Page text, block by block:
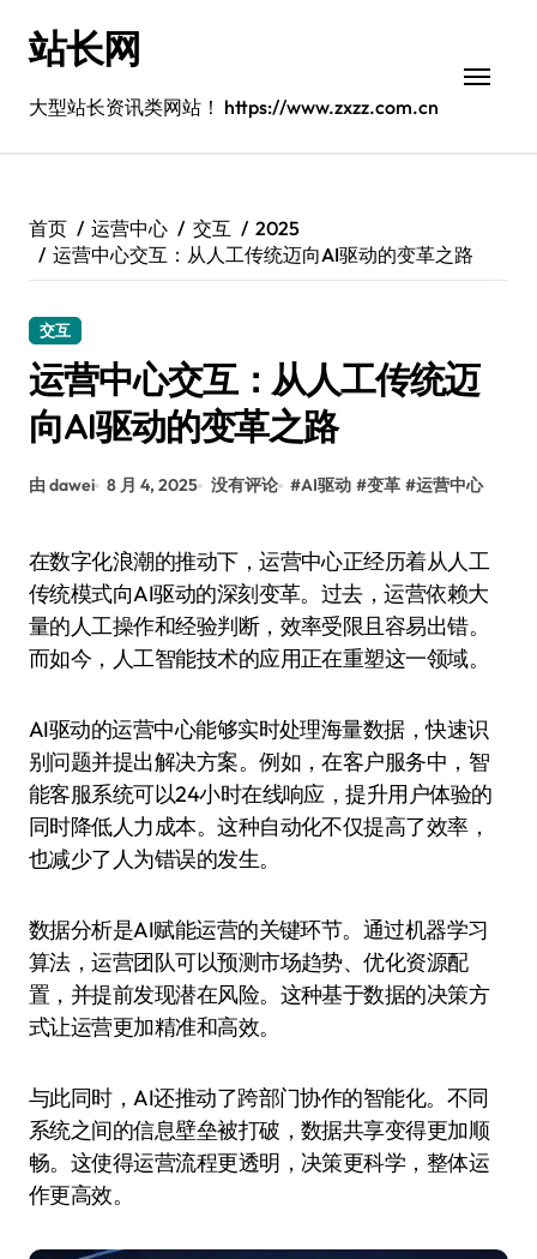
站长网
大型站长资讯类网站！ https://www.zxzz.com.cn
首页 运营中心 交互
2025
运营中心交互：从人工传统迈向AI驱动的变革之路
交互
运营中心交互：从人工传统迈
向AI驱动的变革之路
由 dawei 8 月 4, 2025 没有评论 #AI驱动 #变革 #运营中心
在数字化浪潮的推动下，运营中心正经历着从人工
传统模式向AI驱动的深刻变革。过去，运营依赖大
量的人工操作和经验判断，效率受限且容易出错。
而如今，人工智能技术的应用正在重塑这一领域。
AI驱动的运营中心能够实时处理海量数据，快速识
别问题并提出解决方案。例如，在客户服务中，智
能客服系统可以24小时在线响应，提升用户体验的
同时降低人力成本。这种自动化不仅提高了效率，
也减少了人为错误的发生。
数据分析是AI赋能运营的关键环节。通过机器学习
算法，运营团队可以预测市场趋势、优化资源配
置，并提前发现潜在风险。这种基于数据的决策方
式让运营更加精准和高效。
与此同时，AI还推动了跨部门协作的智能化。不同
系统之间的信息壁垒被打破，数据共享变得更加顺
畅。这使得运营流程更透明，决策更科学，整体运
作更高效。